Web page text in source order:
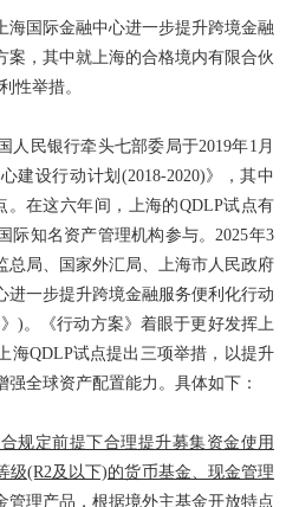
海国际金融中心进一步提升跨境金融
案，其中就上海的合格境内有限合伙
性举措。
人民银行牵头七部委局于2019年1月
建设行动计划(2018-2020)》，其中
。在这六年间，上海的QDLP试点有
际知名资产管理机构参与。2025年3
总局、国家外汇局、上海市人民政府
进一步提升跨境金融服务便利化行动
)。《行动方案》着眼于更好发挥上
海QDLP试点提出三项举措，以提升
全球资产配置能力。具体如下：
规定前提下合理提升募集资金使用
级(R2及以下)的货币基金、现金管理
管理产品，根据境外主基金开放特点